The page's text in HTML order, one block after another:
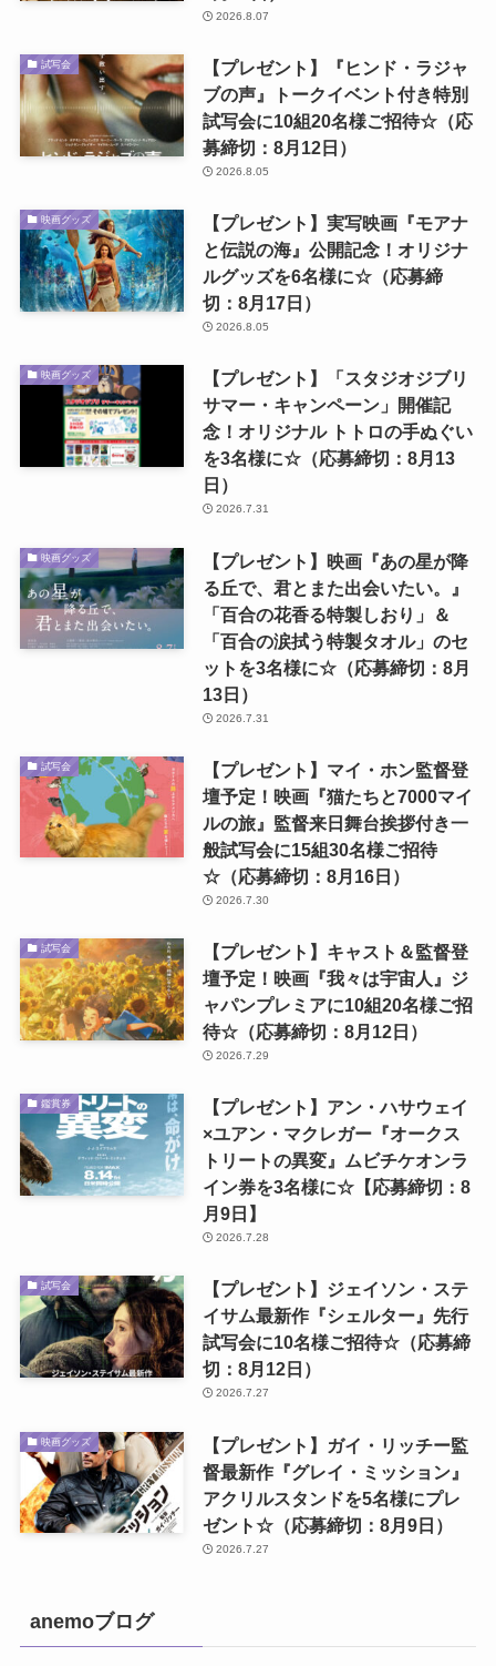
2026.8.07
試写会
【プレゼント】『ヒンド・ラジャ
ブの声』トークイベント付き特別
試写会に10組20名様ご招待☆（応
募締切：8月12日）
2026.8.05
映画グッズ
【プレゼント】実写映画『モアナ
と伝説の海』公開記念！オリジナ
ルグッズを6名様に☆（応募締
切：8月17日）
2026.8.05
映画グッズ
【プレゼント】「スタジオジブリ
サマー・キャンペーン」開催記
念！オリジナル トトロの手ぬぐい
を3名様に☆（応募締切：8月13
日）
2026.7.31
映画グッズ
【プレゼント】映画『あの星が降
る丘で、君とまた出会いたい。』
「百合の花香る特製しおり」＆
「百合の涙拭う特製タオル」のセ
ットを3名様に☆（応募締切：8月
13日）
2026.7.31
試写会
【プレゼント】マイ・ホン監督登
壇予定！映画『猫たちと7000マイ
ルの旅』監督来日舞台挨拶付き一
般試写会に15組30名様ご招待
☆（応募締切：8月16日）
2026.7.30
試写会
【プレゼント】キャスト＆監督登
壇予定！映画『我々は宇宙人』ジ
ャパンプレミアに10組20名様ご招
待☆（応募締切：8月12日）
2026.7.29
鑑賞券
【プレゼント】アン・ハサウェイ
×ユアン・マクレガー『オークス
トリートの異変』ムビチケオンラ
イン券を3名様に☆【応募締切：8
月9日】
2026.7.28
試写会
【プレゼント】ジェイソン・ステ
イサム最新作『シェルター』先行
試写会に10名様ご招待☆（応募締
切：8月12日）
2026.7.27
映画グッズ
【プレゼント】ガイ・リッチー監
督最新作『グレイ・ミッション』
アクリルスタンドを5名様にプレ
ゼント☆（応募締切：8月9日）
2026.7.27
anemoブログ